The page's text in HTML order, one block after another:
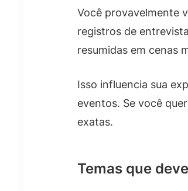
Você provavelmente
registros de
resumidas em cenas
Isso influencia sua
eventos. Se você
exatas.
Temas que